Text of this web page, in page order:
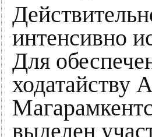
интенсивно
Для
ходатайству
выделен